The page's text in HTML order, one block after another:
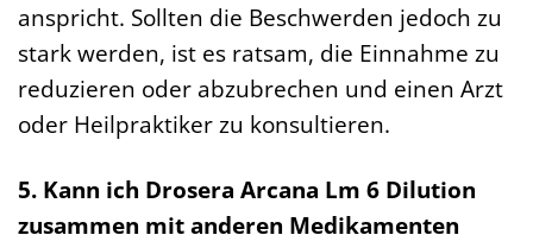
anspricht. Sollten die Beschwerden jedoch zu
stark werden, ist es ratsam, die Einnahme zu
reduzieren oder abzubrechen und einen Arzt
oder Heilpraktiker zu konsultieren.
5. Kann ich Drosera Arcana Lm 6 Dilution
zusammen mit anderen Medikamenten